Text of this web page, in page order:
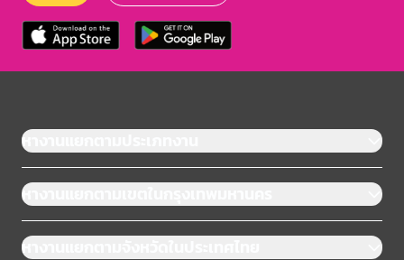
หางานแยกตามประเภทงาน
หางานแยกตามเขตในกรุงเทพมหานคร
หางานแยกตามจังหวัดในประเทศไทย